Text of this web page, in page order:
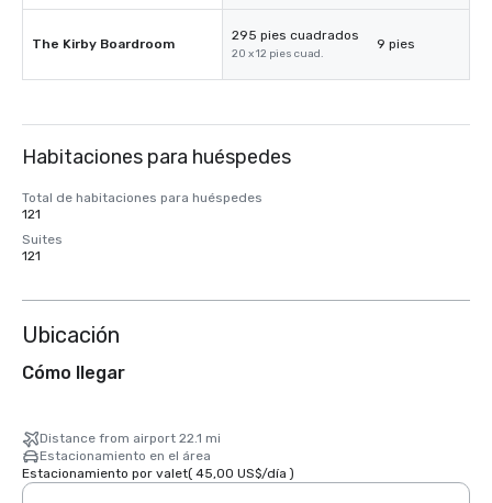
The Kirby Boardroom
295 pies cuadrados
20 x 12 pies cuad.
9 pies
Habitaciones para huéspedes
Total de habitaciones para huéspedes
121
Suites
121
Ubicación
Cómo llegar
Distance from airport 22.1 mi
Estacionamiento en el área
Estacionamiento por valet( 45,00 US$/día )